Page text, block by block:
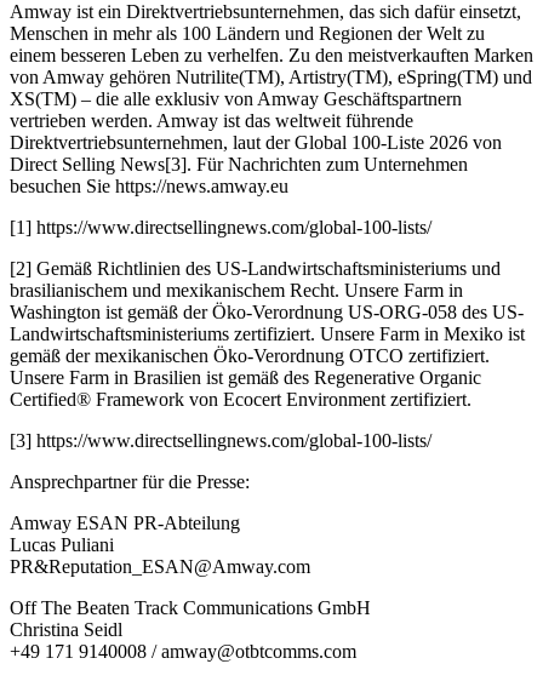
Amway ist ein Direktvertriebsunternehmen, das sich dafür einsetzt,
Menschen in mehr als 100 Ländern und Regionen der Welt zu
einem besseren Leben zu verhelfen. Zu den meistverkauften Marken
von Amway gehören Nutrilite(TM), Artistry(TM), eSpring(TM) und
XS(TM) – die alle exklusiv von Amway Geschäftspartnern
vertrieben werden. Amway ist das weltweit führende
Direktvertriebsunternehmen, laut der Global 100-Liste 2026 von
Direct Selling News[3]. Für Nachrichten zum Unternehmen
besuchen Sie https://news.amway.eu
[1] https://www.directsellingnews.com/global-100-lists/
[2] Gemäß Richtlinien des US-Landwirtschaftsministeriums und
brasilianischem und mexikanischem Recht. Unsere Farm in
Washington ist gemäß der Öko-Verordnung US-ORG-058 des US-
Landwirtschaftsministeriums zertifiziert. Unsere Farm in Mexiko ist
gemäß der mexikanischen Öko-Verordnung OTCO zertifiziert.
Unsere Farm in Brasilien ist gemäß des Regenerative Organic
Certified® Framework von Ecocert Environment zertifiziert.
[3] https://www.directsellingnews.com/global-100-lists/
Ansprechpartner für die Presse:
Amway ESAN PR-Abteilung
Lucas Puliani
PR&Reputation_ESAN@Amway.com
Off The Beaten Track Communications GmbH
Christina Seidl
+49 171 9140008 /amway@otbtcomms.com